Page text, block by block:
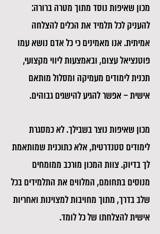
​מכון שאיפות נוסד מתוך מטרה ברורה:
להעניק לכל תלמיד את הכלים להצלחה
אמיתית. אנו מאמינים כי כל אדם נושא עמו
פוטנציאל עצום, ובאמצעות ליווי מקצועי,
תכנית לימודים מעמיקה ומסלול מותאם
אישית – אפשר להגיע להישגים גבוהים.
מכון שאיפות נוצר בשבילך. לא כמסגרת
לימודים סטנדרטית, אלא כתוכנית שמותאמת
לך בדיוק. צוות המכון מורכב ממומחים
מנוסים בתחומם, המלווים את התלמידים בכל
שלב בדרך, מתוך מחויבות למצוינות ואחריות
אישית להצלחתו של כל לומד.